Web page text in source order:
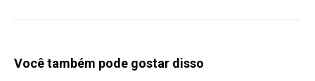
Você também pode gostar disso